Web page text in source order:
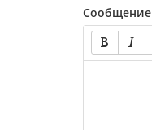
Сообщение